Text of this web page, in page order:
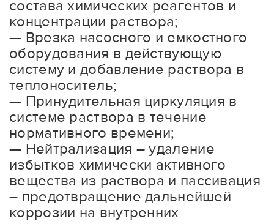
состава химических реагентов и
концентрации раствора;
— Врезка насосного и емкостного
оборудования в действующую
систему и добавление раствора в
теплоноситель;
— Принудительная циркуляция в
системе раствора в течение
нормативного времени;
— Нейтрализация – удаление
избытков химически активного
вещества из раствора и пассивация
– предотвращение дальнейшей
коррозии на внутренних